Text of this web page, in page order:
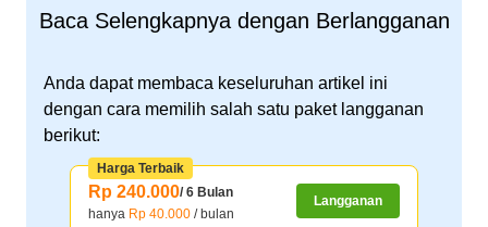
Baca Selengkapnya dengan Berlangganan
Anda dapat membaca keseluruhan artikel ini
dengan cara memilih salah satu paket langganan
berikut:
Rp 240.000/ 6 Bulan
hanya Rp 40.000 / bulan
Langganan
Harga Terbaik